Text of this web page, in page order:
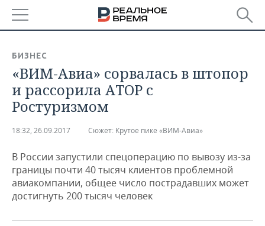
БАШКОРТОСТАН
ТАТАРСТАН
НОВОСТИ
АНАЛИТИКА
ДЕКЛАРАЦИИ О ДОХОДАХ
КОРОЛИ ГОСЗАКАЗА ПФО
ВУЗЫ ТАТАРСТАНА
НОВОСТИ ЭКОНОМИКИ
ФИНАНСЫ
ПРОМЫШЛЕННОСТЬ
НОВОСТИ
ПРОМЫШЛЕННОСТИ
НЕДВИЖИМОСТЬ
НОВОСТИ НЕДВИЖИМОСТИ
БИЗНЕС
«ВИМ-Авиа» сорвалась в штопор
и рассорила АТОР с
Ростуризмом
18:32, 26.09.2017 Сюжет: Крутое пике «ВИМ-Авиа»
В России запустили спецоперацию по вывозу из-за
границы почти 40 тысяч клиентов проблемной
авиакомпании, общее число пострадавших может
достигнуть 200 тысяч человек